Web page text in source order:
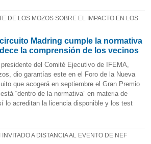
DE LOS MOZOS SOBRE EL IMPACTO EN LOS
circuito Madring cumple la normativa
la comprensión de los vecinos
del Comité Ejecutivo de IFEMA,
dio garantías este en el Foro de la Nueva
que acogerá en septiembre el Gran Premio
“dentro de la normativa” en materia de
lo acreditan la licencia disponible y los test
INVITADO A DISTANCIA AL EVENTO DE NEF